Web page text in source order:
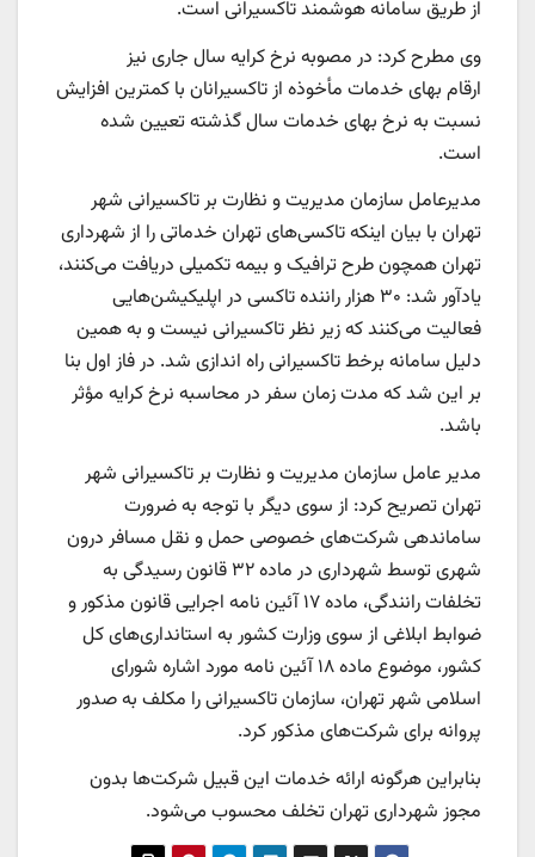
از طریق سامانه هوشمند تاکسیرانی است.
وی مطرح کرد: در مصوبه نرخ کرایه سال جاری نیز
ارقام بهای خدمات مأخوذه از تاکسیرانان با کمترین افزایش
نسبت به نرخ بهای خدمات سال گذشته تعیین شده
است.
مدیرعامل سازمان مدیریت و نظارت بر تاکسیرانی شهر
تهران با بیان اینکه تاکسی‌های تهران خدماتی را از شهرداری
تهران همچون طرح ترافیک و بیمه تکمیلی دریافت می‌کنند،
یادآور شد: ۳۰ هزار راننده تاکسی در اپلیکیشن‌هایی
فعالیت می‌کنند که زیر نظر تاکسیرانی نیست و به همین
دلیل سامانه برخط تاکسیرانی راه اندازی شد. در فاز اول بنا
بر این شد که مدت زمان سفر در محاسبه نرخ کرایه مؤثر
باشد.
مدیر عامل سازمان مدیریت و نظارت بر تاکسیرانی شهر
تهران تصریح کرد: از سوی دیگر با توجه به ضرورت
ساماندهی شرکت‌های خصوصی حمل و نقل مسافر درون
شهری توسط شهرداری در ماده ۳۲ قانون رسیدگی به
تخلفات رانندگی، ماده ۱۷ آئین نامه اجرایی قانون مذکور و
ضوابط ابلاغی از سوی وزارت کشور به استانداری‌های کل
کشور، موضوع ماده ۱۸ آئین نامه مورد اشاره شورای
اسلامی شهر تهران، سازمان تاکسیرانی را مکلف به صدور
پروانه برای شرکت‌های مذکور کرد.
بنابراین هرگونه ارائه خدمات این قبیل شرکت‌ها بدون
مجوز شهرداری تهران تخلف محسوب می‌شود.